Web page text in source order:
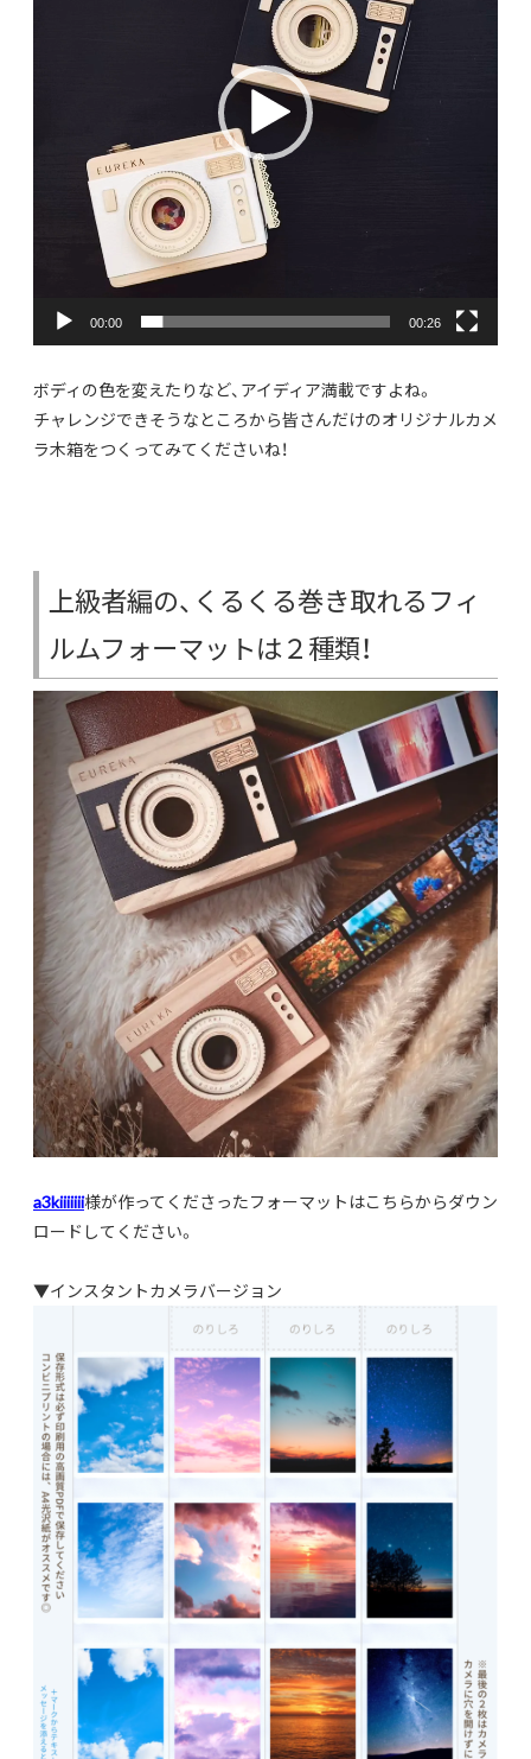
00:00 00:26
ボディの色を変えたりなど、アイディア満載ですよね。
チャレンジできそうなところから皆さんだけのオリジナルカメ
ラ木箱をつくってみてくださいね！
上級者編の、くるくる巻き取れるフィ
ルムフォーマットは２種類！
a3kiiiiiii様が作ってくださったフォーマットはこちらからダウン
ロードしてください。
▼インスタントカメラバージョン